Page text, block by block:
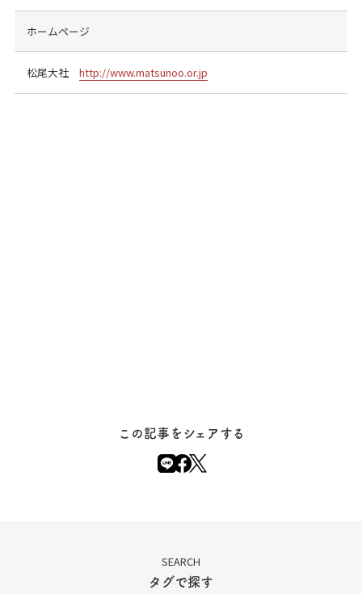
ホームページ
松尾大社 http://www.matsunoo.or.jp
この記事をシェアする
SEARCH
タグで探す